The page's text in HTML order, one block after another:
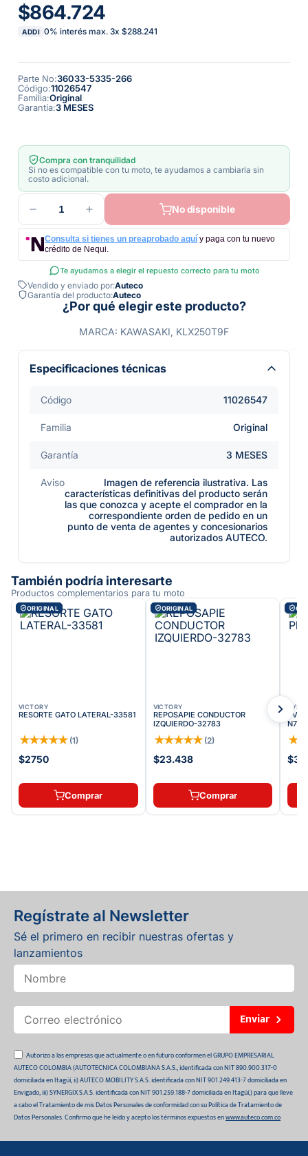
$864.724
ADDI 0% interés max. 3x $288.241
Parte No:36033-5335-266
Código:11026547
Familia:Original
Garantía:3 MESES
Compra con tranquilidad
Si no es compatible con tu moto, te ayudamos a cambiarla sin
costo adicional.
1 No disponible
Consulta si tienes un preaprobado aquí y paga con tu nuevo
crédito de Nequi.
Te ayudamos a elegir el repuesto correcto para tu moto
Vendido y enviado por:Auteco
Garantía del producto:Auteco
¿Por qué elegir este producto?
MARCA: KAWASAKI, KLX250T9F
Especificaciones técnicas
Código 11026547
Familia Original
Garantía 3 MESES
Aviso
Imagen de referencia ilustrativa. Las
características definitivas del producto serán
las que conozca y acepte el comprador en la
correspondiente orden de pedido en un
punto de venta de agentes y concesionarios
autorizados AUTECO.
También podría interesarte
Productos complementarios para tu moto
ORIGINAL
VICTORY
RESORTE GATO LATERAL-33581
★★★★★ (1)
$2750
Comprar
ORIGINAL
VICTORY
REPOSAPIE CONDUCTOR
IZQUIERDO-32783
★★★★★ (2)
$23.438
Comprar
TVS
TVS
★
Regístrate al Newsletter
Sé el primero en recibir nuestras ofertas y
lanzamientos
Enviar
Autorizo a las empresas que actualmente o en futuro conformen el GRUPO EMPRESARIAL
AUTECO COLOMBIA (AUTOTECNICA COLOMBIANA S.A.S., identificada con NIT 890.900.317-0
domiciliada en Itagüí, ii) AUTECO MOBILITY S.A.S. identificada con NIT 901.249.413-7 domiciliada en
Envigado, iii) SYNERGIX S.A.S. identificada con NIT 901.259.188-7 domiciliada en Itagüí,) para que lleve
a cabo el Tratamiento de mis Datos Personales de conformidad con su Política de Tratamiento de
Datos Personales. Confirmo que he leído y acepto los términos expuestos enwww.auteco.com.co